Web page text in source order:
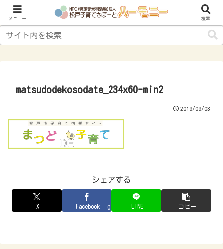
子育てにやさしいまち“松戸”をめざして
matsudodekosodate_234x60-min2
2019/09/03
シェアする
X Facebook 0 LINE コピー
メニュー 検索